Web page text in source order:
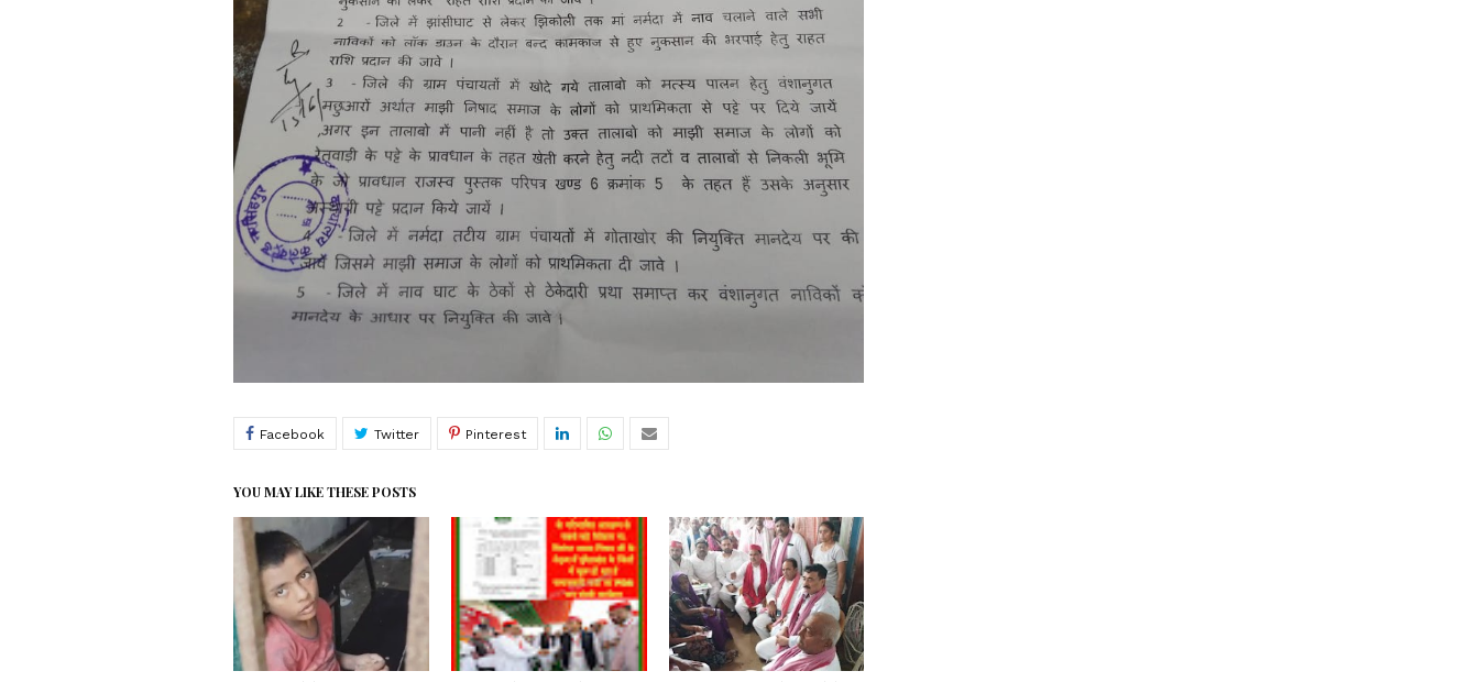
YOU MAY LIKE THESE POSTS